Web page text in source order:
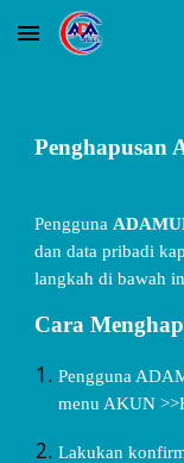
Skip to main content
Penghapusan
Pengguna
dan data pribadi
langkah di bawah
Cara
Pengguna
menu AKUN
Lakukan